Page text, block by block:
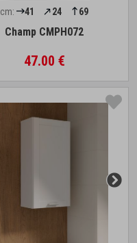
cm: 41 24 69
Champ CMPH072
47.00 €